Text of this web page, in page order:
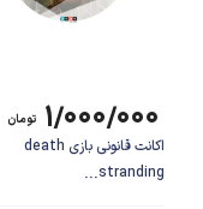
۱/۰۰۰/۰۰۰ تومان
اکانت قانونی بازی death
stranding...